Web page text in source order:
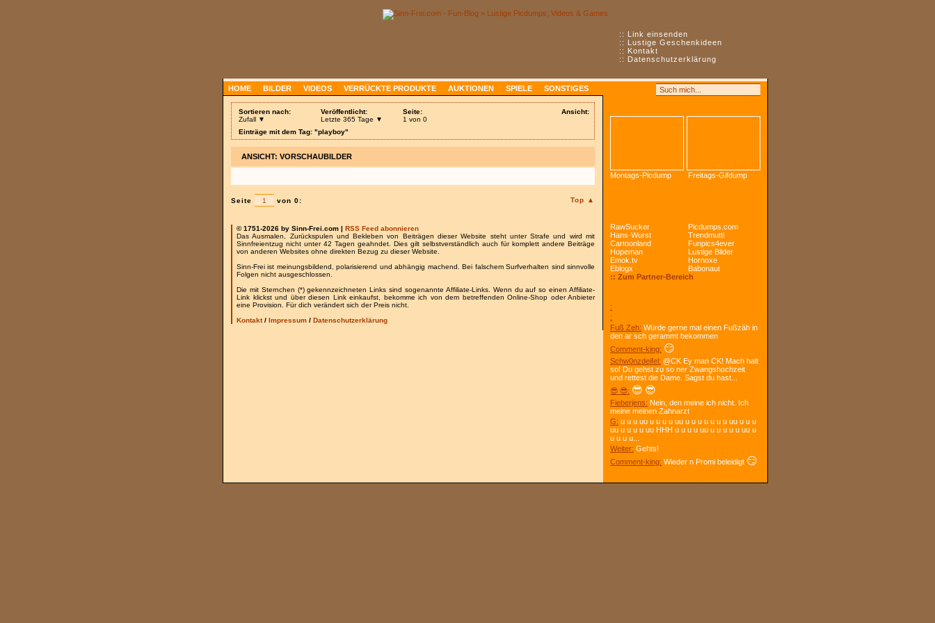
:: Link einsenden
:: Lustige Geschenkideen
:: Kontakt
:: Datenschutzerklärung
HOME BILDER VIDEOS VERRÜCKTE PRODUKTE AUKTIONEN SPIELE SONSTIGES
Ansicht:
Sortieren nach:
Zufall ▼
Veröffentlicht:
Letzte 365 Tage ▼
Seite:
1 von 0
Einträge mit dem Tag: "playboy"
ANSICHT: VORSCHAUBILDER
Top ▲
Seite von 0:
© 1751-2026 by Sinn-Frei.com | RSS Feed abonnieren
Das Ausmalen, Zurückspulen und Bekleben von Beiträgen dieser Website steht unter Strafe und wird mit
Sinnfreientzug nicht unter 42 Tagen geahndet. Dies gilt selbstverständlich auch für komplett andere Beiträge
von anderen Websites ohne direkten Bezug zu dieser Website.
Sinn-Frei ist meinungsbildend, polarisierend und abhängig machend. Bei falschem Surfverhalten sind sinnvolle
Folgen nicht ausgeschlossen.
Die mit Sternchen (*) gekennzeichneten Links sind sogenannte Affiliate-Links. Wenn du auf so einen Affiliate-
Link klickst und über diesen Link einkaufst, bekomme ich von dem betreffenden Online-Shop oder Anbieter
eine Provision. Für dich verändert sich der Preis nicht.
Kontakt/ Impressum / Datenschutzerklärung
Montags-Picdump Freitags-Gifdump
RawSucker
Picdumps.com
Hans-Wurst
Trendmutti
Cartoonland
Funpics4ever
Hopeman
Lustige Bilder
Emok.tv
Hornoxe
Eblogx
Babonaut
:: Zum Partner-Bereich
:
:
Fuß Zeh: Würde gerne mal einen Fußzäh in
den ar sch gerammt bekommen
Comment-king: 😏
Schw0nzdeifel: @CK Ey man CK! Mach halt
so! Du gehst zu so ner Zwangshochzeit
und rettest die Dame. Sagst du hast...
😎 😎: 😎 😎
Fieberjens: Nein, den meine ich nicht. Ich
meine meinen Zahnarzt
G: u u u uu u u u u uu u u u u u u u uu u u u
uu u u u u uu HHH u u u u uu u u u u u uu u
u u u u...
Weiter: Gehts!
Comment-king: Wieder n Promi beleidigt 😏